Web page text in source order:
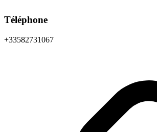
Téléphone
+33582731067